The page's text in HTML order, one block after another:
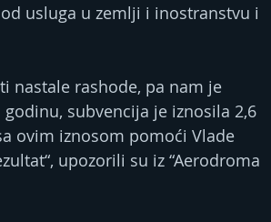
usluga u zemlji i inostranstvu i
nastale rashode, pa nam je
subvencija je iznosila 2,6
ovim iznosom pomoći Vlade
upozorili su iz “Aerodroma